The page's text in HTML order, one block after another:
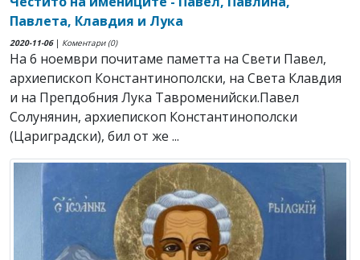
Павлета, Клавдия и Лука
2020-11-06| Коментари (0)
На 6 ноември почитаме паметта на Свети Павел,
архиепископ Константинополски, на Света Клавдия
и на Препдобния Лука Тавроменийски.Павел
Солунянин, архиепископ Константинополски
(Цариградски), бил от же ...